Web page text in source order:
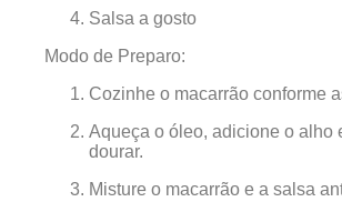
Salsa a gosto
Modo de Preparo:
Cozinhe o macarrão conforme
Aqueça o óleo, adicione o alho
dourar.
Misture o macarrão e a salsa